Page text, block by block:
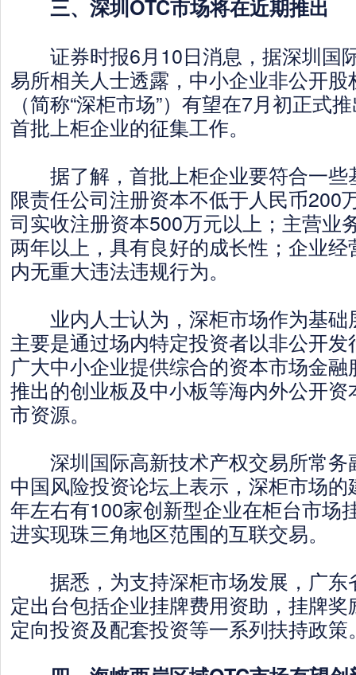
三、深圳OTC市场将在近期推出
证券时报6月10日消息，据深圳国
易所相关人士透露，中小企业非公开
（简称“深柜市场”）有望在7月初正式
首批上柜企业的征集工作。
据了解，首批上柜企业要符合一些
限责任公司注册资本不低于人民币200
司实收注册资本500万元以上；主营业
两年以上，具有良好的成长性；企业
内无重大违法违规行为。
业内人士认为，深柜市场作为基础
主要是通过场内特定投资者以非公开
广大中小企业提供综合的资本市场金
推出的创业板及中小板等海内外公开
市资源。
深圳国际高新技术产权交易所常务
中国风险投资论坛上表示，深柜市场
年左右有100家创新型企业在柜台市场
进实现珠三角地区范围的互联交易。
据悉，为支持深柜市场发展，广东
定出台包括企业挂牌费用资助，挂牌
定向投资及配套投资等一系列扶持政策